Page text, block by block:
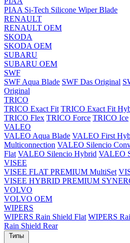
PIAA Si-Tech Silicone Wiper Blade
RENAULT
RENAULT OEM
SKODA
SKODA OEM
SUBARU
SUBARU OEM
SWF
SWF Aqua Blade SWF Das Original
Original
TRICO
TRICO Exact Fit TRICO Exact Fit
TRICO Flex TRICO Force TRICO Ice
VALEO
VALEO Aqua Blade VALEO First
Multiconnection VALEO Silencio
Flat VALEO Silencio Hybrid VALEO
VISEE
VISEE FLAT PREMIUM MultiSet
VISEE HYBRID PREMIUM
VOLVO
VOLVO OEM
WIPERS
WIPERS Rain Shield Flat WIPERS
Rain Shield Rear
Типы